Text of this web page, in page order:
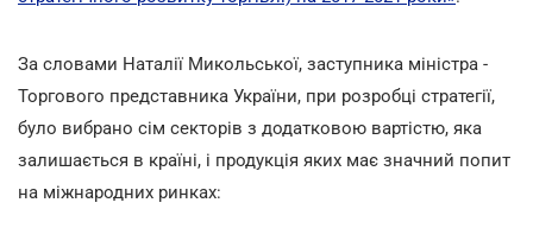
За словами Наталії Микольської, заступника міністра -
Торгового представника України, при розробці стратегії,
було вибрано сім секторів з додатковою вартістю, яка
залишається в країні, і продукція яких має значний попит
на міжнародних ринках: